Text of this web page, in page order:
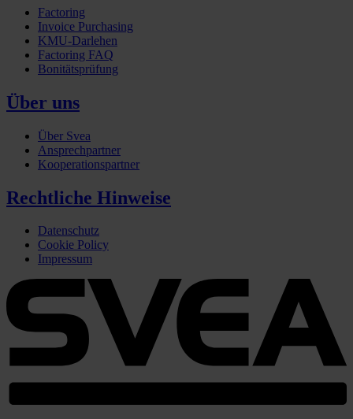
Factoring
Invoice Purchasing
KMU-Darlehen
Factoring FAQ
Bonitätsprüfung
Über uns
Über Svea
Ansprechpartner
Kooperationspartner
Rechtliche Hinweise
Datenschutz
Cookie Policy
Impressum